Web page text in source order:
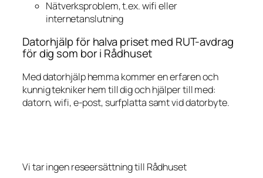
Nätverksproblem, t.ex. wifi eller
internetanslutning
Datorhjälp för halva priset med RUT-avdrag
för dig som bor i Rådhuset
Med datorhjälp hemma kommer en erfaren och
kunnig tekniker hem till dig och hjälper till med:
datorn, wifi, e-post, surfplatta samt vid datorbyte.
Vi tar ingen reseersättning till Rådhuset